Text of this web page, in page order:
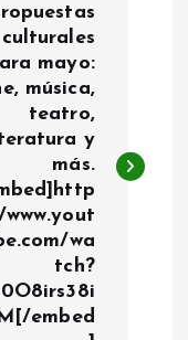
culturales
mayo:
música,
teatro,
y
más.
wa
tch?
embed